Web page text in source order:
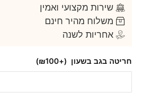
שירות מקצועי ואמין
משלוח מהיר חינם
אחריות לשנה
חריטה בגב בשעון (+₪100)